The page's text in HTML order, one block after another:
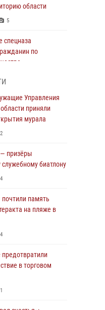
области
5
спецназа
по
поколение с
работу
лагерях
Росгвардии в
сбыта крупной
85 владельцев
Управления
приняли
мурала
2
призёры
биатлону
4
память
на пляже в
4
в торговом
1